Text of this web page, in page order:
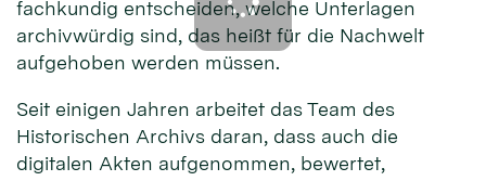
fachkundig entscheiden, welche Unterlagen
archivwürdig sind, das heißt für die Nachwelt
aufgehoben werden müssen.
Seit einigen Jahren arbeitet das Team des
Historischen Archivs daran, dass auch die
digitalen Akten aufgenommen, bewertet,